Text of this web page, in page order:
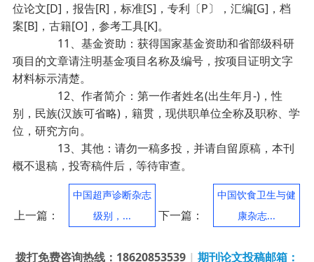
位论文[D]，报告[R]，标准[S]，专利〔P〕，汇编[G]，档
案[B]，古籍[O]，参考工具[K]。
11、基金资助：获得国家基金资助和省部级科研
项目的文章请注明基金项目名称及编号，按项目证明文字
材料标示清楚。
12、作者简介：第一作者姓名(出生年月-)，性
别，民族(汉族可省略)，籍贯，现供职单位全称及职称、学
位，研究方向。
13、其他：请勿一稿多投，并请自留原稿，本刊
概不退稿，投寄稿件后，等待审查。
上一篇：
中国超声诊断杂志
级别，...
下一篇：
中国饮食卫生与健
康杂志...
拨打免费咨询热线：18620853539 | 期刊论文投稿邮箱：